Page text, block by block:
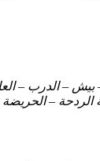
– الدرب –
الردحة –